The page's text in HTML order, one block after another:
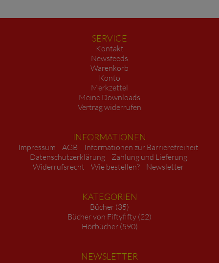
SERVICE
Kontakt
Newsfeeds
Warenkorb
Konto
Merkzettel
Meine Downloads
Vertrag widerrufen
INFORMATIONEN
Impressum AGB
Informationen zur Barrierefreiheit
Datenschutzerklärung
Zahlung und Lieferung
Widerrufsrecht
Wie bestellen? Newsletter
KATEGORIEN
Bücher (35)
Bücher von Fiftyfifty (22)
Hörbücher (590)
NEWSLETTER